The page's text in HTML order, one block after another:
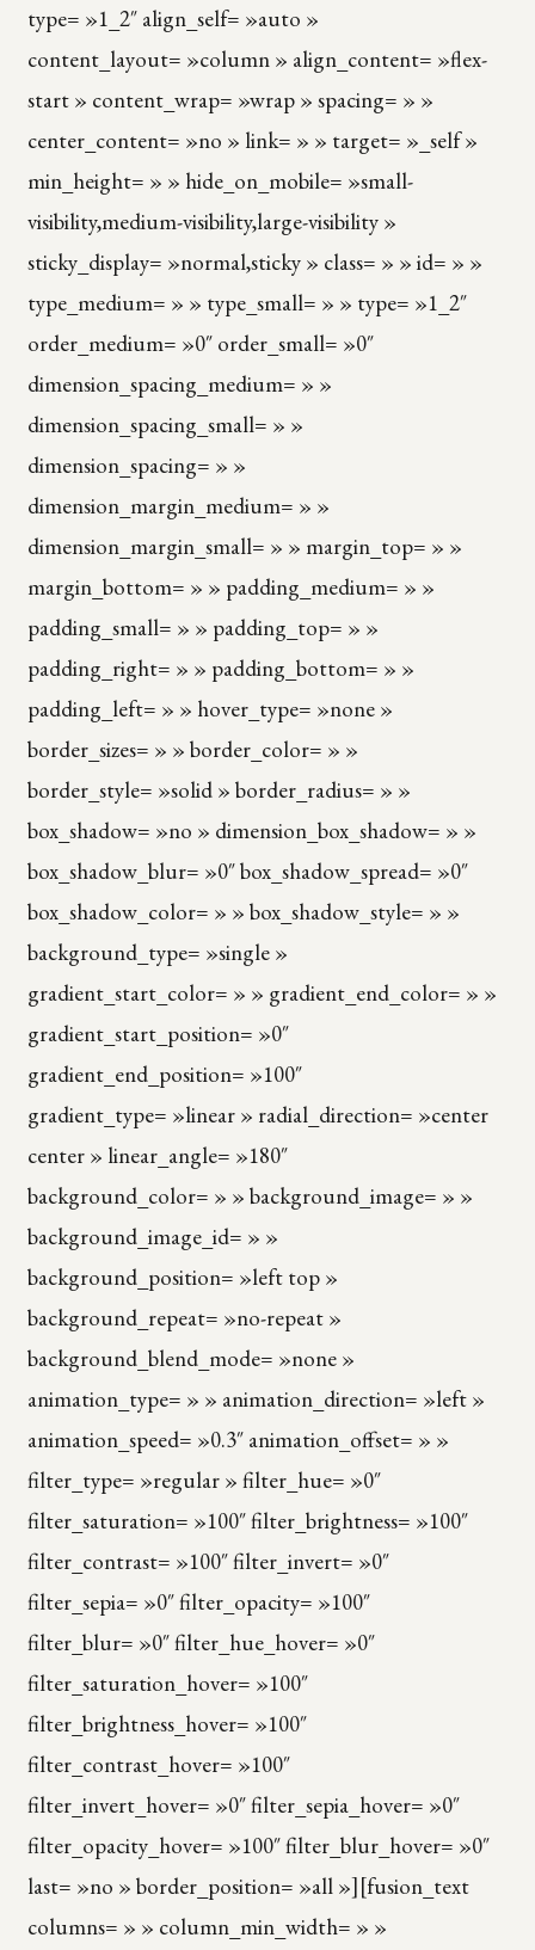
type= »1_2″ align_self= »auto »
content_layout= »column » align_content= »flex-
start » content_wrap= »wrap » spacing= » »
center_content= »no » link= » » target= »_self »
min_height= » » hide_on_mobile= »small-
visibility,medium-visibility,large-visibility »
sticky_display= »normal,sticky » class= » » id= » »
type_medium= » » type_small= » » type= »1_2″
order_medium= »0″ order_small= »0″
dimension_spacing_medium= » »
dimension_spacing_small= » »
dimension_spacing= » »
dimension_margin_medium= » »
dimension_margin_small= » » margin_top= » »
margin_bottom= » » padding_medium= » »
padding_small= » » padding_top= » »
padding_right= » » padding_bottom= » »
padding_left= » » hover_type= »none »
border_sizes= » » border_color= » »
border_style= »solid » border_radius= » »
box_shadow= »no » dimension_box_shadow= » »
box_shadow_blur= »0″ box_shadow_spread= »0″
box_shadow_color= » » box_shadow_style= » »
background_type= »single »
gradient_start_color= » » gradient_end_color= » »
gradient_start_position= »0″
gradient_end_position= »100″
gradient_type= »linear » radial_direction= »center
center » linear_angle= »180″
background_color= » » background_image= » »
background_image_id= » »
background_position= »left top »
background_repeat= »no-repeat »
background_blend_mode= »none »
animation_type= » » animation_direction= »left »
animation_speed= »0.3″ animation_offset= » »
filter_type= »regular » filter_hue= »0″
filter_saturation= »100″ filter_brightness= »100″
filter_contrast= »100″ filter_invert= »0″
filter_sepia= »0″ filter_opacity= »100″
filter_blur= »0″ filter_hue_hover= »0″
filter_saturation_hover= »100″
filter_brightness_hover= »100″
filter_contrast_hover= »100″
filter_invert_hover= »0″ filter_sepia_hover= »0″
filter_opacity_hover= »100″ filter_blur_hover= »0″
last= »no » border_position= »all »][fusion_text
columns= » » column_min_width= » »